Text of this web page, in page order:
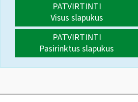
PATVIRTINTI
Visus slapukus
PATVIRTINTI
Pasirinktus slapukus